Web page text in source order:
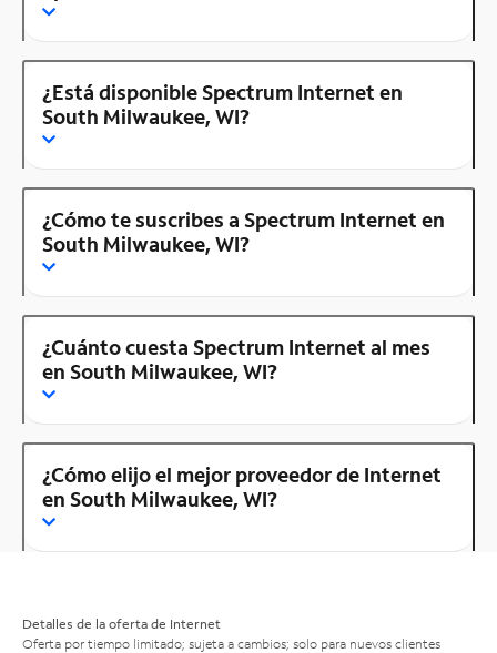
¿Está disponible Spectrum Internet en
South Milwaukee, WI?
¿Cómo te suscribes a Spectrum Internet en
South Milwaukee, WI?
¿Cuánto cuesta Spectrum Internet al mes
en South Milwaukee, WI?
¿Cómo elijo el mejor proveedor de Internet
en South Milwaukee, WI?
Detalles de la oferta de Internet
Oferta por tiempo limitado; sujeta a cambios; solo para nuevos clientes